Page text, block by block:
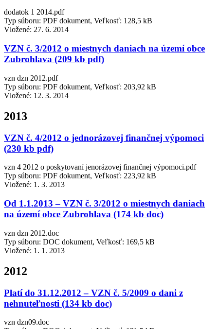
dodatok 1 2014.pdf
Typ súboru: PDF dokument, Veľkosť: 128,5 kB
Vložené: 27. 6. 2014
VZN č. 3/2012 o miestnych daniach na území obce
Zubrohlava (209 kb pdf)
vzn dzn 2012.pdf
Typ súboru: PDF dokument, Veľkosť: 203,92 kB
Vložené: 12. 3. 2014
2013
VZN č. 4/2012 o jednorázovej finančnej výpomoci
(230 kb pdf)
vzn 4 2012 o poskytovaní jenorázovej finančnej výpomoci.pdf
Typ súboru: PDF dokument, Veľkosť: 223,92 kB
Vložené: 1. 3. 2013
Od 1.1.2013 – VZN č. 3/2012 o miestnych daniach
na území obce Zubrohlava (174 kb doc)
vzn dzn 2012.doc
Typ súboru: DOC dokument, Veľkosť: 169,5 kB
Vložené: 1. 1. 2013
2012
Platí do 31.12.2012 – VZN č. 5/2009 o dani z
nehnuteľnosti (134 kb doc)
vzn dzn09.doc